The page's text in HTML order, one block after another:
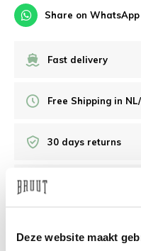
Deze website maakt
Share on WhatsApp
Fast delivery
Free Shipping in
30 days returns
Need help?We're